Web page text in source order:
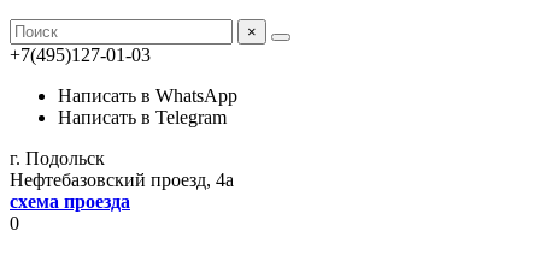
×
+7(495)127-01-03
Написать в WhatsApp
Написать в Telegram
г. Подольск
Нефтебазовский проезд, 4а
схема проезда
0